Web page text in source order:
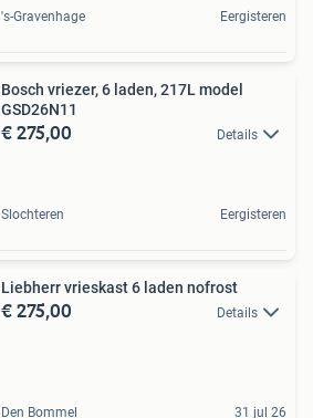
's-Gravenhage Eergisteren
Bosch vriezer, 6 laden, 217L model
GSD26N11
€ 275,00 Details
Slochteren Eergisteren
Liebherr vrieskast 6 laden nofrost
€ 275,00 Details
Den Bommel 31 jul 26